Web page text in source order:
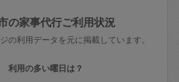
在による当日キャンセル＝依頼
＋交通費全額
頼日時／土曜日午前9時開始の場
は損害保険の対象外となるので
ださい。
こちらも参照ください：初めて
すか？
の家事代行ご利用状況
の利用データを元に掲載しています。
利用の多い曜日は？